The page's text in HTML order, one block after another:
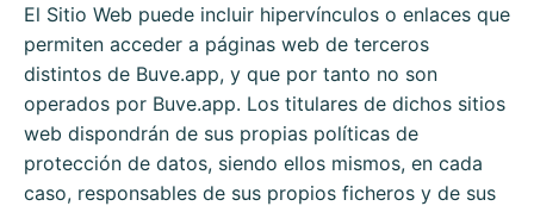
El Sitio Web puede incluir hipervínculos o enlaces que
permiten acceder a páginas web de terceros
distintos de Buve.app, y que por tanto no son
operados por Buve.app. Los titulares de dichos sitios
web dispondrán de sus propias políticas de
protección de datos, siendo ellos mismos, en cada
caso, responsables de sus propios ficheros y de sus